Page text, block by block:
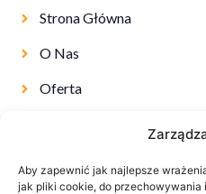
Aby zapewnić jak najlepsze
jak pliki cookie, do
Strona Główna
O Nas
Oferta